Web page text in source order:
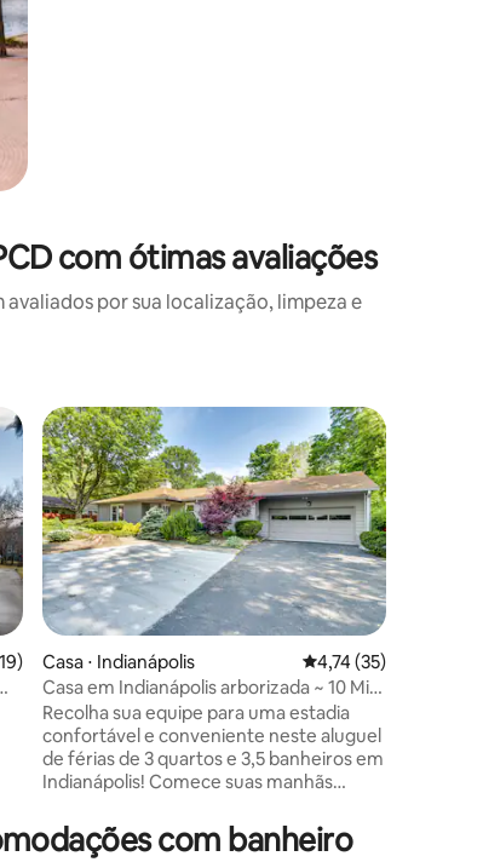
com ótimas avaliações
por sua localização, limpeza e
uma avaliação média de 5, 19 avaliações
Casa ⋅ Indianápolis 4,74 de uma
4,74 (35)
Casa em Indianápolis arborizada ~ 10 Mi
até o centro!
Recolha sua equipe para uma estadia
confortável e conveniente neste aluguel
de férias de 3 quartos e 3,5 banheiros em
Indianápolis! Comece suas manhãs
casa e, em seguida, saia para explorar as
atrações próximas. Visite os parques da
com banheiro